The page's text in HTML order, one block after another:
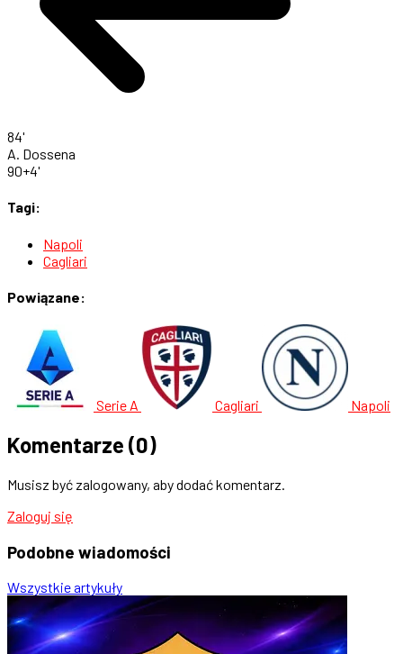
84'
A. Dossena
90+4'
Tagi:
Napoli
Cagliari
Powiązane:
Serie A Cagliari Napoli
Komentarze (0)
Musisz być zalogowany, aby dodać komentarz.
Zaloguj się
Podobne wiadomości
Wszystkie artykuły